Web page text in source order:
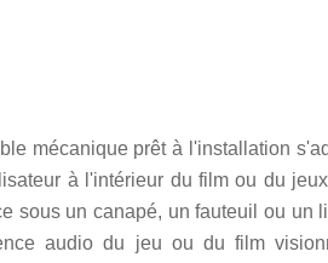
mécanique prêt à l'installation
à l'intérieur du film ou du
sous un canapé, un fauteuil ou un
audio du jeu ou du film